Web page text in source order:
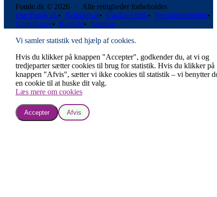
Fonde.dk © 2026 · Alle rettigheder forbeholdes
Om Fonde.dk• Betingelser• Cookiepolitik• Persondatapolitik•
Compliance• Kontakt• Sitemap
Vi samler statistik ved hjælp af cookies.
Hvis du klikker på knappen "Accepter", godkender du, at vi og
tredjeparter sætter cookies til brug for statistik. Hvis du klikker på
knappen "Afvis", sætter vi ikke cookies til statistik – vi benytter
en cookie til at huske dit valg.
Læs mere om cookies
Accepter Afvis